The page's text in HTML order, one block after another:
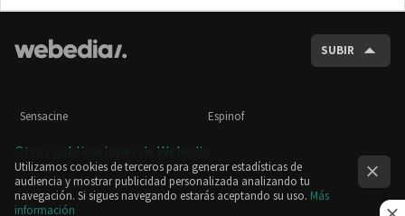
SUBIR
Sensacine Espinof
Otras publicaciones de Webedia
Utilizamos cookies de terceros para generar estadísticas de
audiencia y mostrar publicidad personalizada analizando tu
navegación. Si sigues navegando estarás aceptando su uso. Más
información